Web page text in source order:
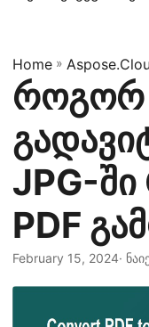
a
v
i
g
a
t
i
o
n
Home »
როგორ
JPG-ში
PDF
February 15, 2024·